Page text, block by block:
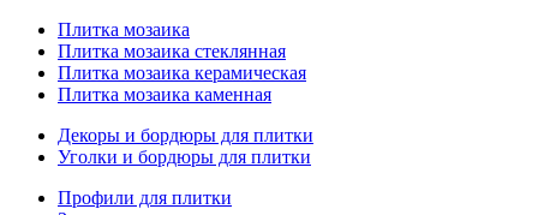
Плитка мозаика
Плитка мозаика стеклянная
Плитка мозаика керамическая
Плитка мозаика каменная
Декоры и бордюры для плитки
Уголки и бордюры для плитки
Профили для плитки